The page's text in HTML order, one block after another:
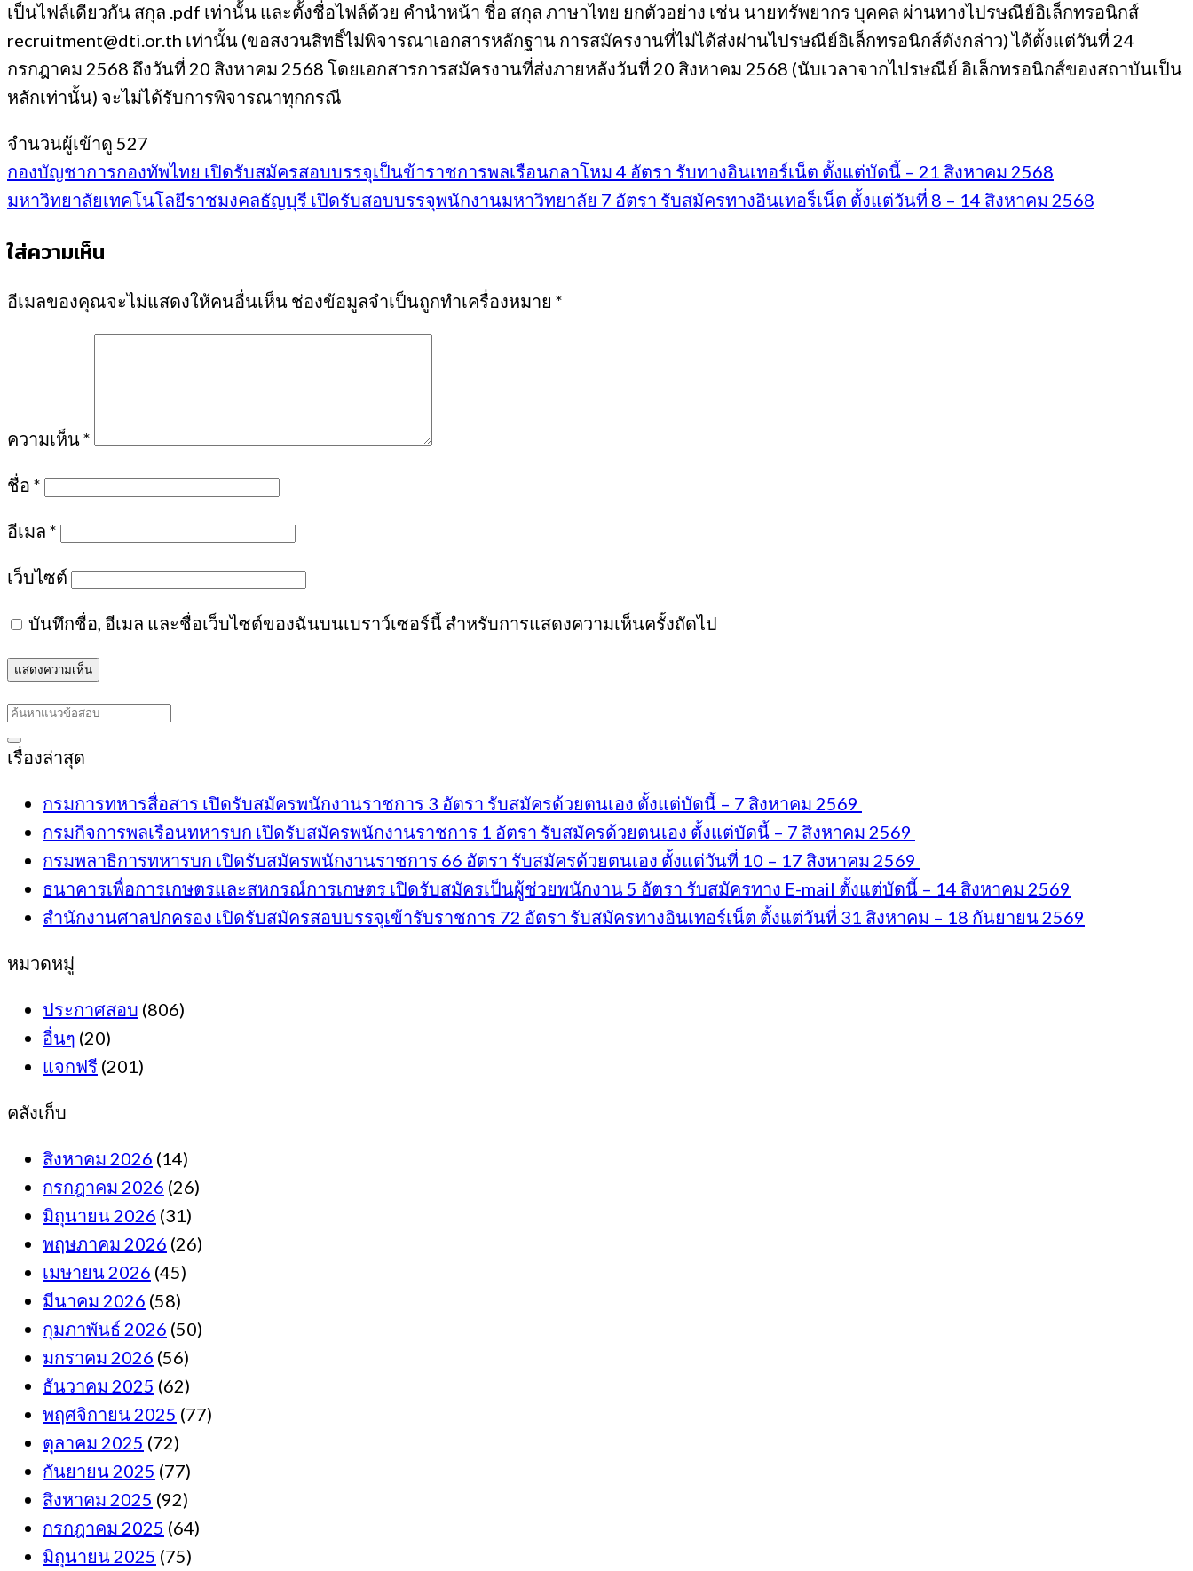
เป็นไฟล์เดียวกัน สกุล .pdf เท่านั้น และตั้งชื่อไฟล์ด้วย คํานําหน้า ชื่อ สกุล ภาษาไทย ยกตัวอย่าง เช่น นายทรัพยากร บุคคล ผ่านทางไปรษณีย์อิเล็กทรอนิกส์
recruitment@dti.or.th เท่านั้น (ขอสงวนสิทธิ์ไม่พิจารณาเอกสารหลักฐาน การสมัครงานที่ไม่ได้ส่งผ่านไปรษณีย์อิเล็กทรอนิกส์ดังกล่าว) ได้ตั้งแต่วันที่ 24
กรกฎาคม 2568 ถึงวันที่ 20 สิงหาคม 2568 โดยเอกสารการสมัครงานที่ส่งภายหลังวันที่ 20 สิงหาคม 2568 (นับเวลาจากไปรษณีย์ อิเล็กทรอนิกส์ของสถาบันเป็น
หลักเท่านั้น) จะไม่ได้รับการพิจารณาทุกกรณี
จำนวนผู้เข้าดู 527
กองบัญชาการกองทัพไทย เปิดรับสมัครสอบบรรจุเป็นข้าราชการพลเรือนกลาโหม 4 อัตรา รับทางอินเทอร์เน็ต ตั้งแต่บัดนี้ – 21 สิงหาคม 2568
มหาวิทยาลัยเทคโนโลยีราชมงคลธัญบุรี เปิดรับสอบบรรจุพนักงานมหาวิทยาลัย 7 อัตรา รับสมัครทางอินเทอร็เน็ต ตั้งแต่วันที่ 8 – 14 สิงหาคม 2568
ใส่ความเห็น
อีเมลของคุณจะไม่แสดงให้คนอื่นเห็น ช่องข้อมูลจำเป็นถูกทำเครื่องหมาย *
ความเห็น*
ชื่อ *
อีเมล *
เว็บไซต์
บันทึกชื่อ, อีเมล และชื่อเว็บไซต์ของฉันบนเบราว์เซอร์นี้ สำหรับการแสดงความเห็นครั้งถัดไป
เรื่องล่าสุด
กรมการทหารสื่อสาร เปิดรับสมัครพนักงานราชการ 3 อัตรา รับสมัครด้วยตนเอง ตั้งแต่บัดนี้ – 7 สิงหาคม 2569
กรมกิจการพลเรือนทหารบก เปิดรับสมัครพนักงานราชการ 1 อัตรา รับสมัครด้วยตนเอง ตั้งแต่บัดนี้ – 7 สิงหาคม 2569
กรมพลาธิการทหารบก เปิดรับสมัครพนักงานราชการ 66 อัตรา รับสมัครด้วยตนเอง ตั้งแต่วันที่ 10 – 17 สิงหาคม 2569
ธนาคารเพื่อการเกษตรและสหกรณ์การเกษตร เปิดรับสมัครเป็นผู้ช่วยพนักงาน 5 อัตรา รับสมัครทาง E-mail ตั้งแต่บัดนี้ – 14 สิงหาคม 2569
สำนักงานศาลปกครอง เปิดรับสมัครสอบบรรจุเข้ารับราชการ 72 อัตรา รับสมัครทางอินเทอร์เน็ต ตั้งแต่วันที่ 31 สิงหาคม – 18 กันยายน 2569
หมวดหมู่
ประกาศสอบ (806)
อื่นๆ (20)
แจกฟรี (201)
คลังเก็บ
สิงหาคม 2026 (14)
กรกฎาคม 2026 (26)
มิถุนายน 2026 (31)
พฤษภาคม 2026 (26)
เมษายน 2026 (45)
มีนาคม 2026 (58)
กุมภาพันธ์ 2026 (50)
มกราคม 2026 (56)
ธันวาคม 2025 (62)
พฤศจิกายน 2025 (77)
ตุลาคม 2025 (72)
กันยายน 2025 (77)
สิงหาคม 2025 (92)
กรกฎาคม 2025 (64)
มิถุนายน 2025 (75)